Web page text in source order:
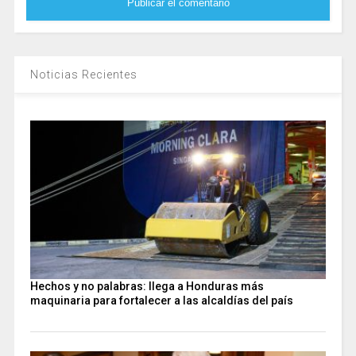
Noticias Recientes
Hechos y no palabras: llega a Honduras más
maquinaria para fortalecer a las alcaldías del país